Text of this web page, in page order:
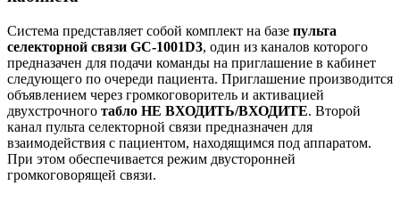
Система представляет собой комплект на базе пульта
селекторной связи GC-1001D3, один из каналов которого
предназачен для подачи команды на приглашение в кабинет
следующего по очереди пациента. Приглашение производится
объявлением через громкоговоритель и активацией
двухстрочного табло НЕ ВХОДИТЬ/ВХОДИТЕ. Второй
канал пульта селекторной связи предназначен для
взаимодействия с пациентом, находящимся под аппаратом.
При этом обеспечивается режим двусторонней
громкоговорящей связи.